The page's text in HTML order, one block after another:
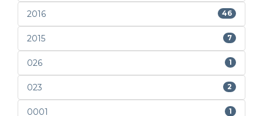
2016 46
2015 7
026 1
023 2
0001 1